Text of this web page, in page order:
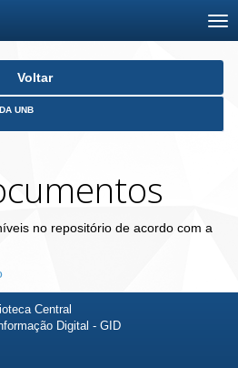
Voltar
UNB
no repositório de acordo com a
Central
Digital - GID